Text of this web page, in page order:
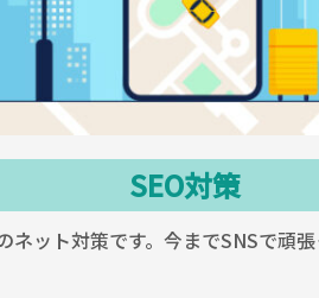
SEO対策
ット対策です。今までSNSで頑